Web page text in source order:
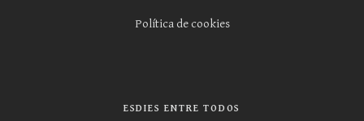
Política de cookies
ESDIES ENTRE TODOS